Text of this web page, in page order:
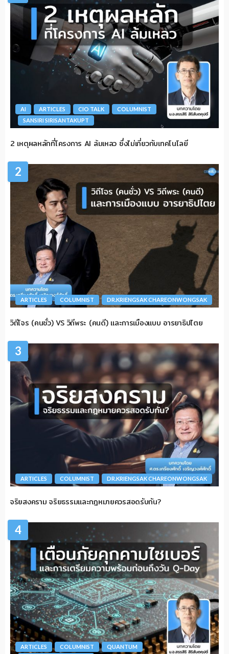
AI ARTICLES CIO TALK
COLUMNIST
SANSIRI SIRISANTAKUPT
2 เหตุผลหลักที่โครงการ AI ล้มเหลว ซึ่งไม่เกี่ยวกับเทคโนโลยี
2
ARTICLES COLUMNIST DR.KRIENGSAK CHAREONWONGSAK
วิถีโจร (คนชั่ว) VS วิถีพระ (คนดี) และการเมืองแบบ อารยาธิปไตย
3
ARTICLES COLUMNIST DR.KRIENGSAK CHAREONWONGSAK
จริยสงคราม จริยธรรมและกฎหมายควรสอดรับกัน?
4
ARTICLES COLUMNIST
QUANTUM